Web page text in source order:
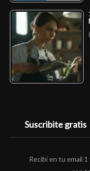
Suscribite gratis
Recibí en tu email